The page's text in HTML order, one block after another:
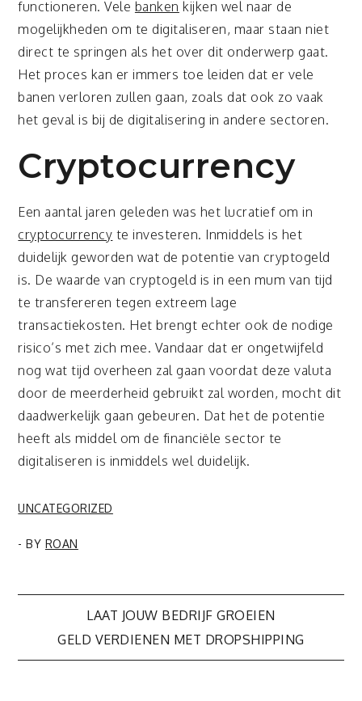
functioneren. Vele banken kijken wel naar de
mogelijkheden om te digitaliseren, maar staan niet
direct te springen als het over dit onderwerp gaat.
Het proces kan er immers toe leiden dat er vele
banen verloren zullen gaan, zoals dat ook zo vaak
het geval is bij de digitalisering in andere sectoren.
Cryptocurrency
Een aantal jaren geleden was het lucratief om in
cryptocurrency te investeren. Inmiddels is het
duidelijk geworden wat de potentie van cryptogeld
is. De waarde van cryptogeld is in een mum van tijd
te transfereren tegen extreem lage
transactiekosten. Het brengt echter ook de nodige
risico’s met zich mee. Vandaar dat er ongetwijfeld
nog wat tijd overheen zal gaan voordat deze valuta
door de meerderheid gebruikt zal worden, mocht dit
daadwerkelijk gaan gebeuren. Dat het de potentie
heeft als middel om de financiële sector te
digitaliseren is inmiddels wel duidelijk.
UNCATEGORIZED
- BY ROAN
Bericht
navigatie
LAAT JOUW BEDRIJF GROEIEN
GELD VERDIENEN MET DROPSHIPPING